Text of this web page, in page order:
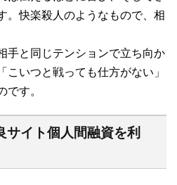
。快楽殺人のようなもので、相
手と同じテンションで立ち向か
こいつと戦っても仕方がない」
です。
サイト個人間融資を利